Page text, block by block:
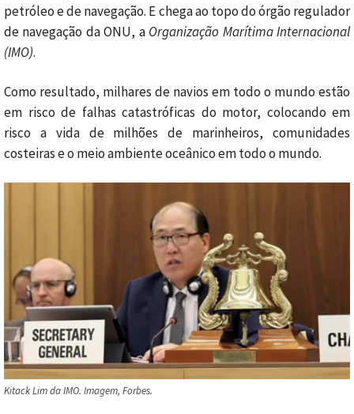
petróleo e de navegação. E chega ao topo do órgão regulador
de navegação da ONU, a Organização Marítima Internacional
(IMO).
Como resultado, milhares de navios em todo o mundo estão
em risco de falhas catastróficas do motor, colocando em
risco a vida de milhões de marinheiros, comunidades
costeiras e o meio ambiente oceânico em todo o mundo.
Kitack Lim da IMO. Imagem, Forbes.